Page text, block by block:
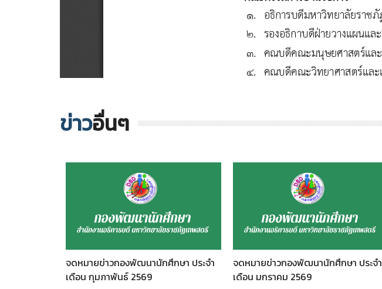
ข่าวอื่นๆ
จดหมายข่าวกองพัฒนานักศึกษา ประจำ
เดือน กุมภาพันธ์ 2569
จดหมายข่าวกองพัฒนานักศึกษา ประจำ
เดือน มกราคม 2569